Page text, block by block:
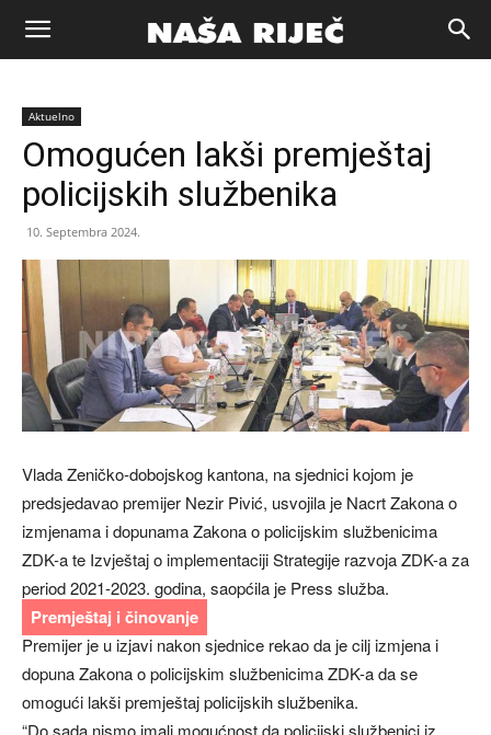
Naša
riječ
Zenica
Aktuelno
Omogućen lakši premještaj
policijskih službenika
10. Septembra 2024.
Vlada Zeničko-dobojskog kantona, na sjednici kojom je
predsjedavao premijer Nezir Pivić, usvojila je Nacrt Zakona o
izmjenama i dopunama Zakona o policijskim službenicima
ZDK-a te Izvještaj o implementaciji Strategije razvoja ZDK-a za
period 2021-2023. godina, saopćila je Press služba.
Premještaj i činovanje
Premijer je u izjavi nakon sjednice rekao da je cilj izmjena i
dopuna Zakona o policijskim službenicima ZDK-a da se
omogući lakši premještaj policijskih službenika.
“Do sada nismo imali mogućnost da policijski službenici iz